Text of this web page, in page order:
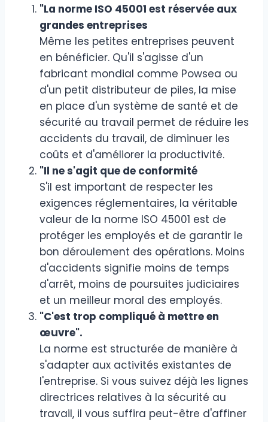
"La norme ISO 45001 est réservée aux
grandes entreprises
Même les petites entreprises peuvent
en bénéficier. Qu'il s'agisse d'un
fabricant mondial comme Powsea ou
d'un petit distributeur de piles, la mise
en place d'un système de santé et de
sécurité au travail permet de réduire les
accidents du travail, de diminuer les
coûts et d'améliorer la productivité.
"Il ne s'agit que de conformité
S'il est important de respecter les
exigences réglementaires, la véritable
valeur de la norme ISO 45001 est de
protéger les employés et de garantir le
bon déroulement des opérations. Moins
d'accidents signifie moins de temps
d'arrêt, moins de poursuites judiciaires
et un meilleur moral des employés.
"C'est trop compliqué à mettre en
œuvre".
La norme est structurée de manière à
s'adapter aux activités existantes de
l'entreprise. Si vous suivez déjà les lignes
directrices relatives à la sécurité au
travail, il vous suffira peut-être d'affiner